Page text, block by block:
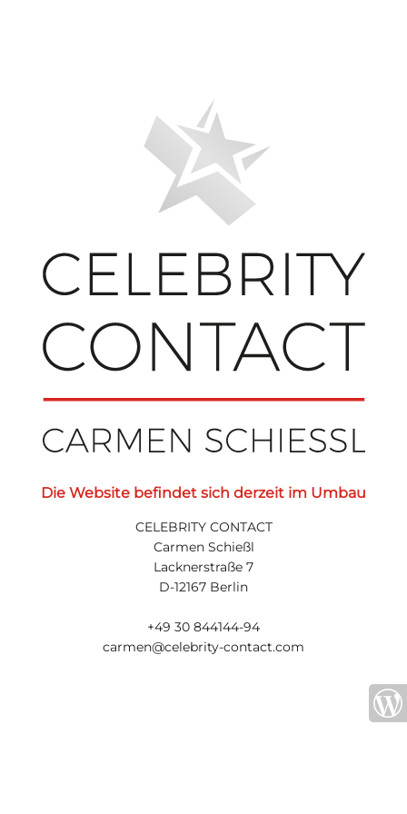
Die Website befindet sich derzeit im Umbau
CELEBRITY CONTACT
Carmen Schießl
Lacknerstraße 7
D-12167 Berlin
+49 30 844144-94
carmen@celebrity-contact.com